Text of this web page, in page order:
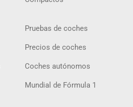
Pruebas de coches
Precios de coches
Coches autónomos
Mundial de Fórmula 1